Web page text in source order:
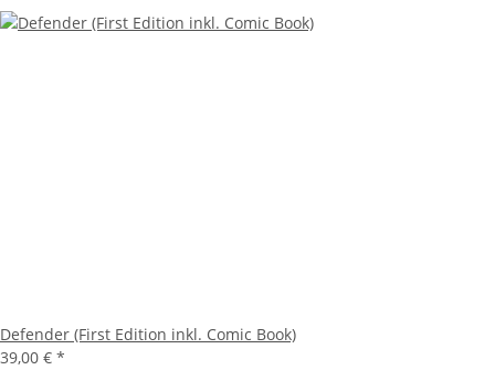
Defender (First Edition inkl. Comic Book)
39,00 € *